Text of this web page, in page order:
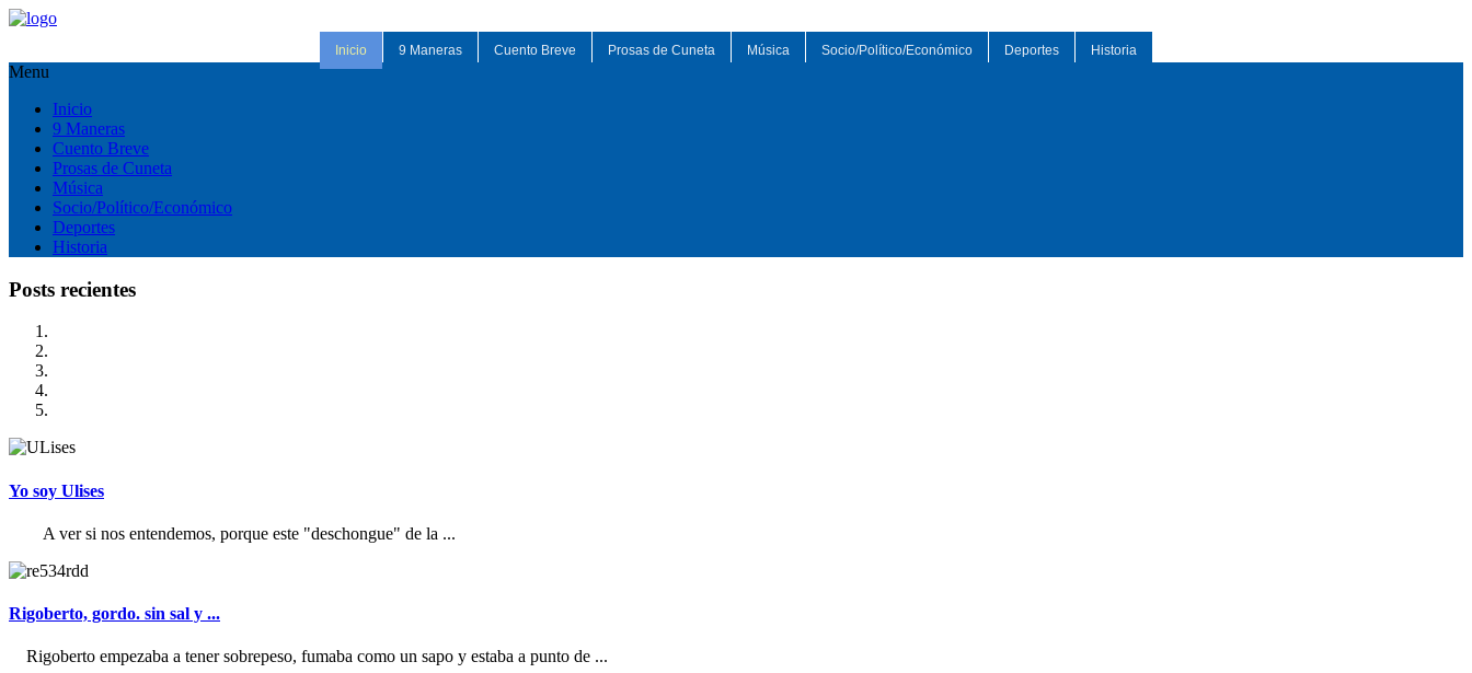
Inicio 9 Maneras Cuento Breve Prosas de Cuneta Música Socio/Político/Económico Deportes Historia
Menu
Inicio
9 Maneras
Cuento Breve
Prosas de Cuneta
Música
Socio/Político/Económico
Deportes
Historia
Posts recientes
Yo soy Ulises
A ver si nos entendemos, porque este "deschongue" de la ...
Rigoberto, gordo. sin sal y ...
Rigoberto empezaba a tener sobrepeso, fumaba como un sapo y estaba a punto de ...